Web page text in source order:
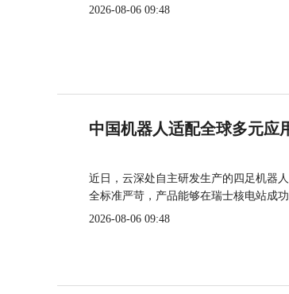
2026-08-06 09:48
中国机器人适配全球多元应
近日，云深处自主研发生产的四足机器
全标准严苛，产品能够在瑞士核电站成
2026-08-06 09:48